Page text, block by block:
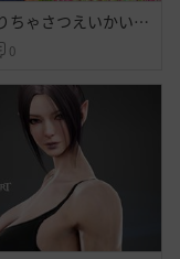
まちゃりちゃさつえいかい【予告】
0